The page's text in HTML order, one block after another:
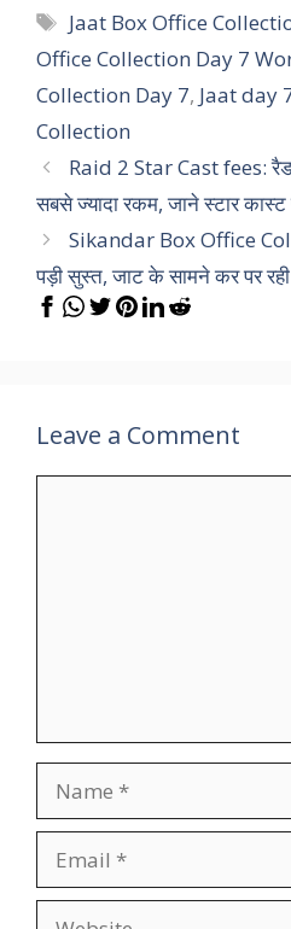
Tags
Jaat Box Office
Office Collection Day 7
Collection Day 7, Jaat day
Collection
Raid 2 Star Cast fees:
सबसे ज्यादा रकम, जाने स्टार
Sikandar Box Office
पड़ी सुस्त, जाट के सामने कर पर
Leave a Comment